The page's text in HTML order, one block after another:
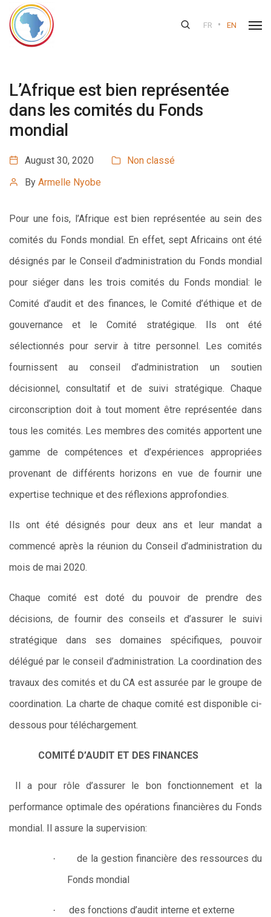
FR • EN
L’Afrique est bien représentée
dans les comités du Fonds
mondial
August 30, 2020
Non classé
By Armelle Nyobe
Pour une fois, l’Afrique est bien représentée au sein des
comités du Fonds mondial. En effet, sept Africains ont été
désignés par le Conseil d’administration du Fonds mondial
pour siéger dans les trois comités du Fonds mondial:
le
Comité d’audit et des finances, le Comité d’éthique et de
gouvernance et le Comité stratégique. Ils ont été
sélectionnés pour servir à titre personnel. Les comités
fournissent au conseil d’administration un soutien
décisionnel, consultatif et de suivi stratégique. Chaque
circonscription doit à tout moment être représentée dans
tous les comités. Les membres des comités apportent une
gamme de compétences et d’expériences appropriées
provenant de différents horizons en vue de fournir une
expertise technique et des réflexions approfondies.
Ils ont été désignés pour deux ans et leur mandat a
commencé après la réunion du Conseil d’administration du
mois de mai 2020.
Chaque comité est doté du pouvoir de prendre des
décisions, de fournir des conseils et d’assurer le suivi
stratégique dans ses domaines spécifiques, pouvoir
délégué par le conseil d’administration. La coordination des
travaux des comités et du CA est assurée par le groupe de
coordination. La charte de chaque comité est disponible ci-
dessous pour téléchargement.
COMITÉ D’AUDIT ET DES FINANCES
Il a pour rôle d’assurer le bon fonctionnement et la
performance optimale des opérations financières du Fonds
mondial.
Il assure la supervision:
·
de la gestion financière des ressources du
Fonds mondial
· des fonctions d’audit interne et externe